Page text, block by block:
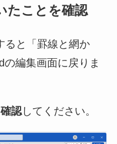
たことを確認
ると「罫線と網か
編集画面に戻りま
認してください。